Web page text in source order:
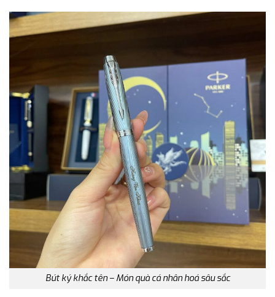
Bút ký khắc tên – Món quà cá nhân hoá sâu sắc